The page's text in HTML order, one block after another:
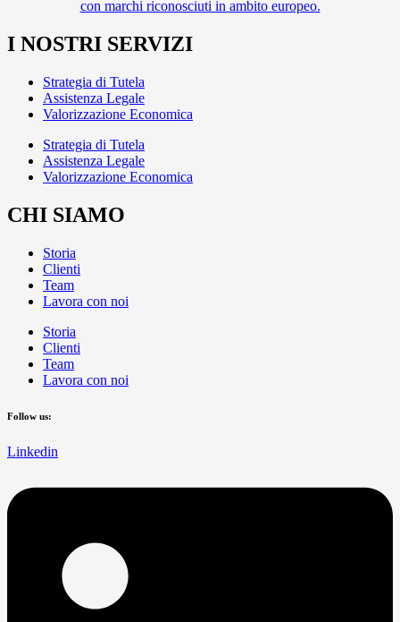
con marchi riconosciuti in ambito europeo.
I NOSTRI SERVIZI
Strategia di Tutela
Assistenza Legale
Valorizzazione Economica
Strategia di Tutela
Assistenza Legale
Valorizzazione Economica
CHI SIAMO
Storia
Clienti
Team
Lavora con noi
Storia
Clienti
Team
Lavora con noi
Follow us:
Linkedin